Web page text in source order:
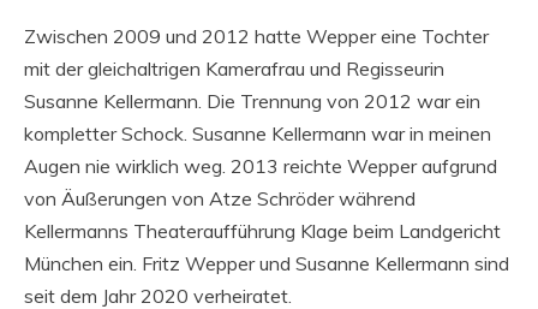
Zwischen 2009 und 2012 hatte Wepper eine Tochter
mit der gleichaltrigen Kamerafrau und Regisseurin
Susanne Kellermann. Die Trennung von 2012 war ein
kompletter Schock. Susanne Kellermann war in meinen
Augen nie wirklich weg. 2013 reichte Wepper aufgrund
von Äußerungen von Atze Schröder während
Kellermanns Theateraufführung Klage beim Landgericht
München ein. Fritz Wepper und Susanne Kellermann sind
seit dem Jahr 2020 verheiratet.